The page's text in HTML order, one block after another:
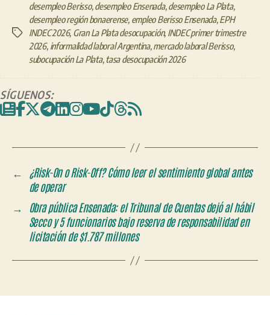
Etiquetas
desempleo Berisso,desempleo Ensenada,desempleo La Plata,
desempleo región bonaerense, empleo Berisso Ensenada,EPH
INDEC 2026, Gran La Plata desocupación, INDEC primer trimestre
2026, informalidad laboral Argentina,mercado laboral Berisso,
subocupación La Plata,tasa desocupación 2026
SÍGUENOS:
←
¿Risk-On o Risk-Off? Cómo leer el sentimiento global antes
de operar
→ Obra pública Ensenada: el Tribunal de Cuentas dejó al hábil
Secco y 5 funcionarios bajo reserva de responsabilidad en
licitación de $1.787 millones